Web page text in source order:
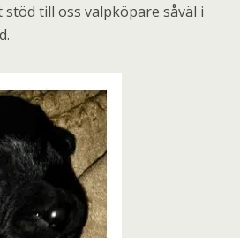
till oss valpköpare såväl i